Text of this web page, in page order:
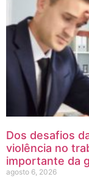
Dos desafios
violência no
importante da
agosto 6, 2026